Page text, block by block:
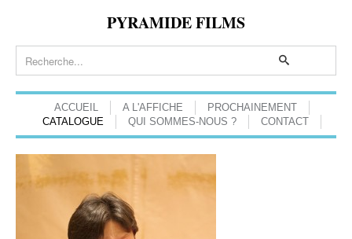
PYRAMIDE FILMS
ACCUEIL A L'AFFICHE
PROCHAINEMENT
CATALOGUE
QUI SOMMES-NOUS ? CONTACT